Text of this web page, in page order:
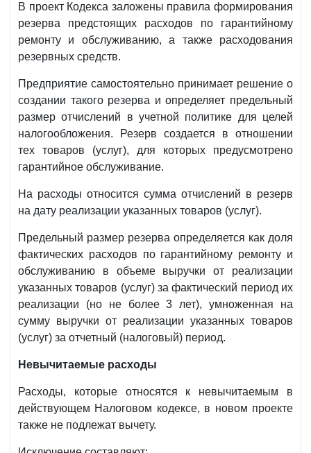
В проект Кодекса заложены правила формирования
резерва предстоящих расходов по гарантийному
ремонту и обслуживанию, а также расходования
резервных средств.
Предприятие самостоятельно принимает решение о
создании такого резерва и определяет предельный
размер отчислений в учетной политике для целей
налогообложения. Резерв создается в отношении
тех товаров (услуг), для которых предусмотрено
гарантийное обслуживание.
На расходы относится сумма отчислений в резерв
на дату реализации указанных товаров (услуг).
Предельный размер резерва определяется как доля
фактических расходов по гарантийному ремонту и
обслуживанию в объеме выручки от реализации
указанных товаров (услуг) за фактический период их
реализации (но не более 3 лет), умноженная на
сумму выручки от реализации указанных товаров
(услуг) за отчетный (налоговый) период.
Невычитаемые расходы
Расходы, которые относятся к невычитаемым в
действующем Налоговом кодексе, в новом проекте
также не подлежат вычету.